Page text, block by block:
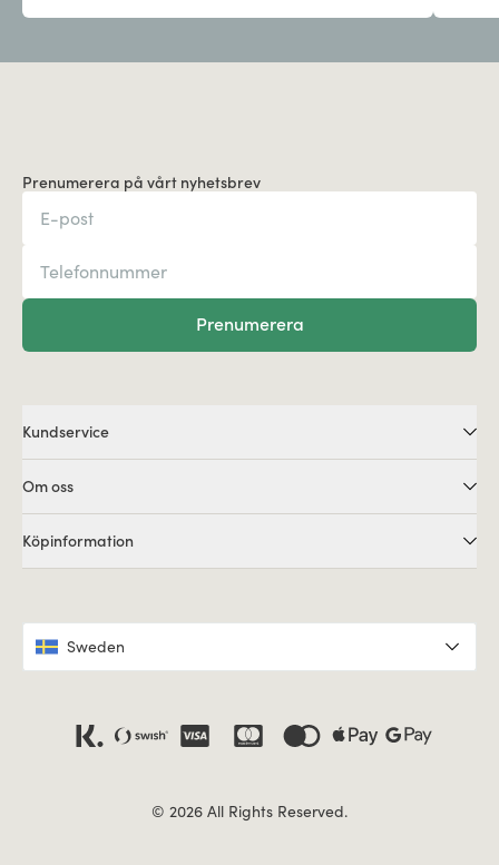
Prenumerera på vårt nyhetsbrev
Prenumerera
© 2026 All Rights Reserved.
Kundservice
Om oss
Köpinformation
Sweden